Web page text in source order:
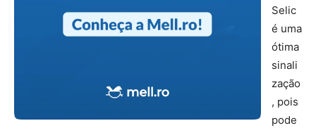
Selic
é uma
ótima
sinali
zação
, pois
pode